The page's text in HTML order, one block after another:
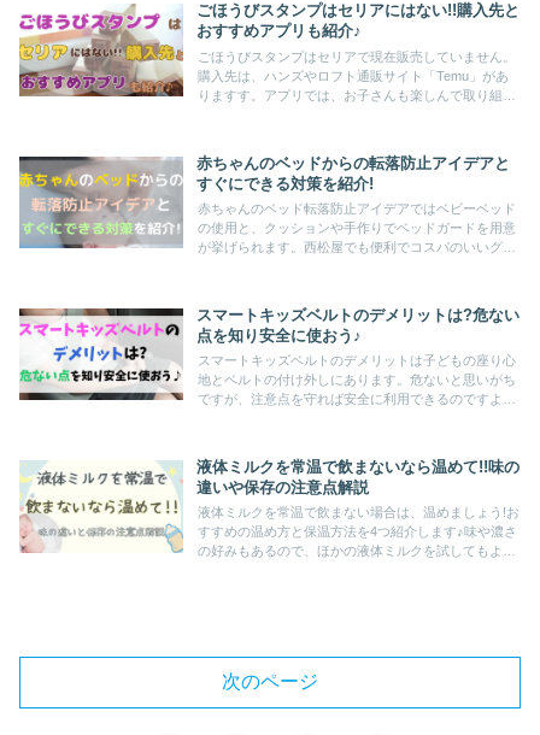
ごほうびスタンプはセリアにはない!!購入先と
おすすめアプリも紹介♪
ごほうびスタンプはセリアで現在販売していません。
購入先は、ハンズやロフト通販サイト「Temu」があ
りますす。アプリでは、お子さんも楽しんで取り組め
う。
赤ちゃんのベッドからの転落防止アイデアと
すぐにできる対策を紹介!
赤ちゃんのベッド転落防止アイデアではベビーベッド
の使用と、クッションや手作りでベッドガードを用意
が挙げられます。西松屋でも便利でコスパのいいグッ
スマートキッズベルトのデメリットは?危ない
点を知り安全に使おう♪
スマートキッズベルトのデメリットは子どもの座り心
地とベルトの付け外しにあります。危ないと思いがち
ですが、注意点を守れば安全に利用できるのですよ。
す。
液体ミルクを常温で飲まないなら温めて!!味の
違いや保存の注意点解説
液体ミルクを常温で飲まない場合は、温めましょう!お
すすめの温め方と保温方法を4つ紹介します♪味や濃さ
の好みもあるので、ほかの液体ミルクを試してもよい
次のページ